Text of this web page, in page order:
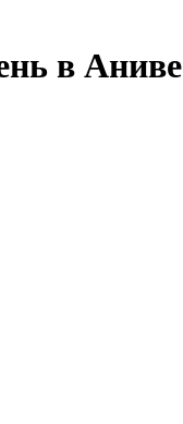
в Аниве